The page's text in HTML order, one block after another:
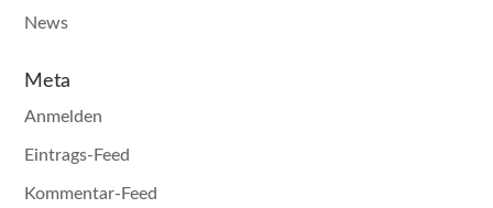
News
Meta
Anmelden
Eintrags-Feed
Kommentar-Feed